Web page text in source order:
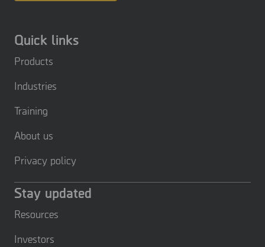
Quick links
Products
Industries
Training
About us
Privacy policy
Stay updated
Resources
Investors